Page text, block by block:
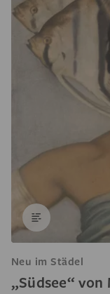
Neu im Städel
„Südsee“